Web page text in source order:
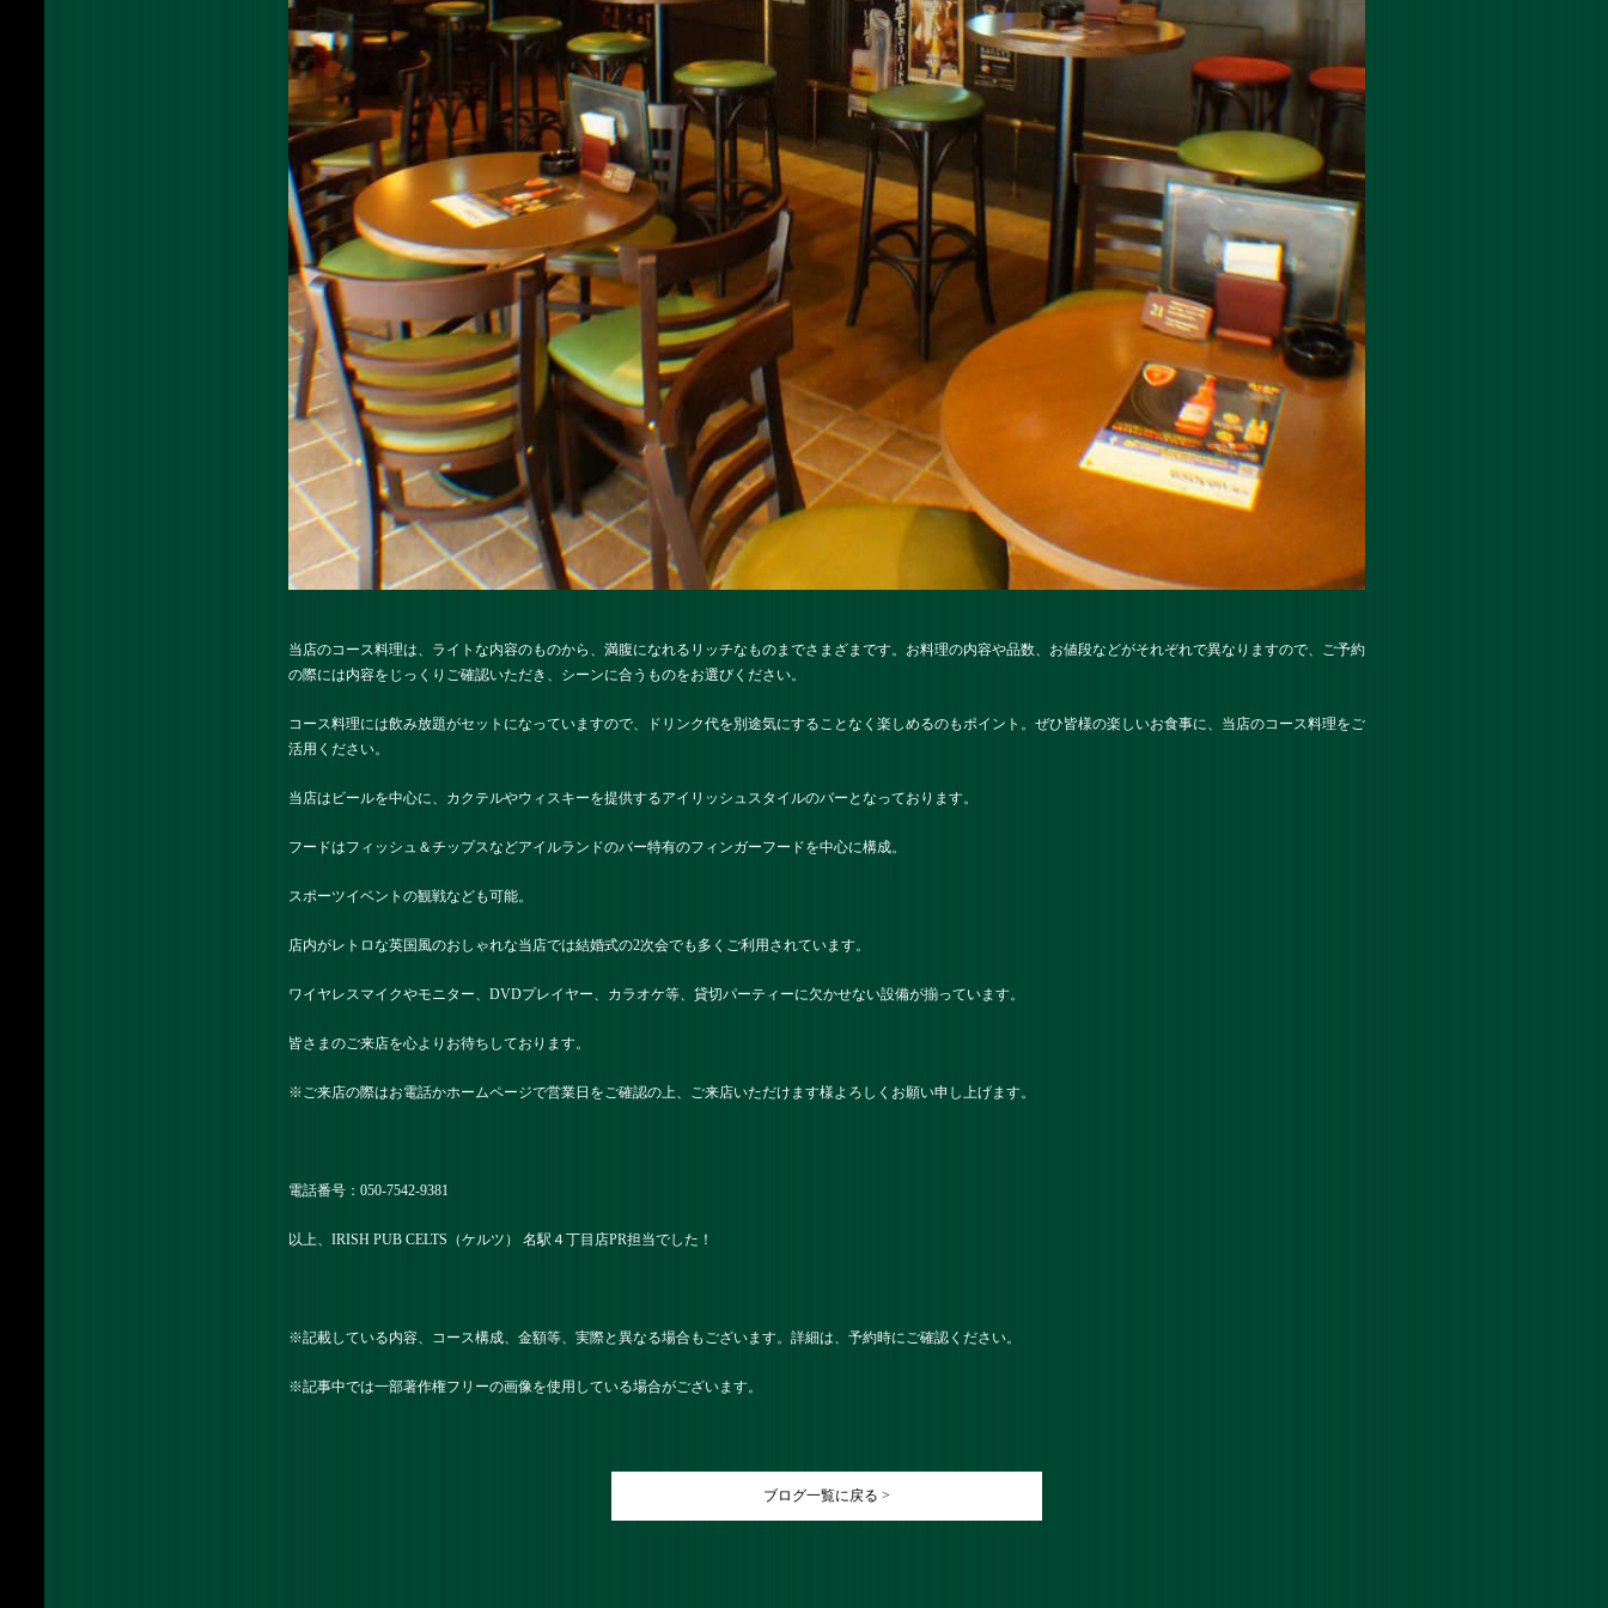
当店のコース料理は、ライトな内容のものから、満腹になれるリッチなものまでさまざまです。お料理の内容や品数、お値段などがそれぞれで異なりますので、ご予約
の際には内容をじっくりご確認いただき、シーンに合うものをお選びください。
コース料理には飲み放題がセットになっていますので、ドリンク代を別途気にすることなく楽しめるのもポイント。ぜひ皆様の楽しいお食事に、当店のコース料理をご
活用ください。
当店はビールを中心に、カクテルやウィスキーを提供するアイリッシュスタイルのバーとなっております。
フードはフィッシュ＆チップスなどアイルランドのバー特有のフィンガーフードを中心に構成。
スポーツイベントの観戦なども可能。
店内がレトロな英国風のおしゃれな当店では結婚式の2次会でも多くご利用されています。
ワイヤレスマイクやモニター、DVDプレイヤー、カラオケ等、貸切パーティーに欠かせない設備が揃っています。
皆さまのご来店を心よりお待ちしております。
※ご来店の際はお電話かホームページで営業日をご確認の上、ご来店いただけます様よろしくお願い申し上げます。
電話番号：050-7542-9381
以上、IRISH PUB CELTS（ケルツ） 名駅４丁目店PR担当でした！
※記載している内容、コース構成、金額等、実際と異なる場合もございます。詳細は、予約時にご確認ください。
※記事中では一部著作権フリーの画像を使用している場合がございます。
ブログ一覧に戻る >